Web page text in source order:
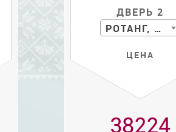
ДВЕРЬ 2
РОТАНГ, БАМБУК
ЦЕНА
38224